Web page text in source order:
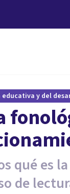
educativa y del
qué es
de